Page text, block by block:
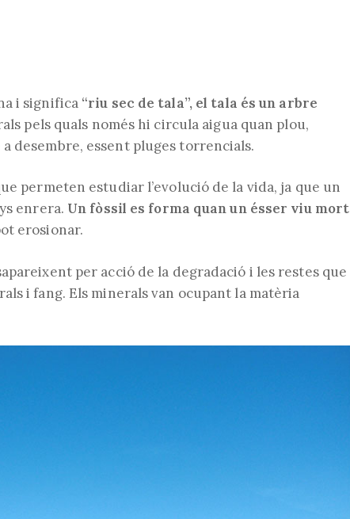
i significa “riu sec de tala”, el tala és un arbre
pels quals només hi circula aigua quan plou,
desembre, essent pluges torrencials.
permeten estudiar l’evolució de la vida, ja que un
enrera. Un fòssil es forma quan un ésser viu mort
erosionar.
per acció de la degradació i les restes que
i fang. Els minerals van ocupant la matèria